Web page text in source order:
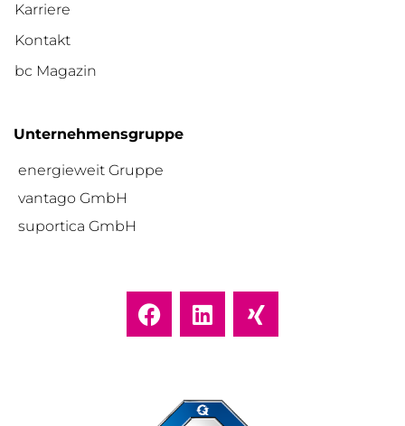
Karriere
Kontakt
bc Magazin
Unternehmensgruppe
energieweit Gruppe
vantago GmbH
suportica GmbH